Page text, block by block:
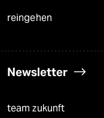
reingehen
Newsletter
team zukunft